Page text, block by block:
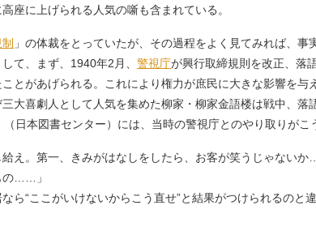
座に上げられる人気の噺も含まれている。
」の体裁をとっていたが、その過程をよく見てみれば、
て、まず、1940年2月、 警視庁が興行取締規則を改正、落
とがあげられる。これにより権力が庶民に大きな影響を与
大喜劇人として人気を集めた柳家・柳家金語楼は戦中、落
日本図書センター）には、当時の警視庁とのやり取りがこ
え。第一、きみがはなしをしたら、お客が笑うじゃないか
の……」
ら“ここがいけないからこう直せ”と結果がつけられるのと